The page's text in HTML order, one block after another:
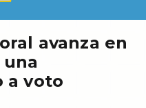
avanza en
a voto